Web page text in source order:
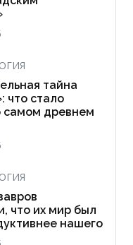
тайна
что стало
самом древнем
что их мир был
нашего